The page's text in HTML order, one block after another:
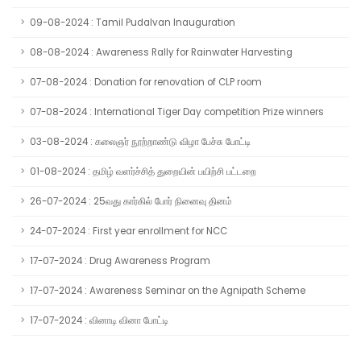
09-08-2024 : Tamil Pudalvan Inauguration
08-08-2024 : Awareness Rally for Rainwater Harvesting
07-08-2024 : Donation for renovation of CLP room
07-08-2024 : International Tiger Day competition Prize winners
03-08-2024 : கலைஞர் நூற்றாண்டு விழா பேச்சு போட்டி
01-08-2024 : தமிழ் வளர்ச்சித் துறையின் பயிற்சி பட்டறை
26-07-2024 : 25வது கார்கில் போர் நினைவு தினம்
24-07-2024 : First year enrollment for NCC
17-07-2024 : Drug Awareness Program
17-07-2024 : Awareness Seminar on the Agnipath Scheme
17-07-2024 : வினாடி வினா போட்டி